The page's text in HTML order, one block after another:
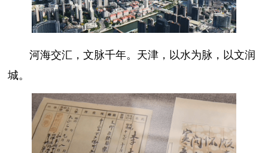
河海交汇，文脉千年。天津，以水为脉，以文润
城。